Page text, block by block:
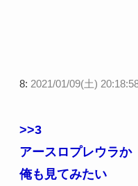
8: 2021/01/09(土)
>>3
アースロプレウラか
俺も見てみたい